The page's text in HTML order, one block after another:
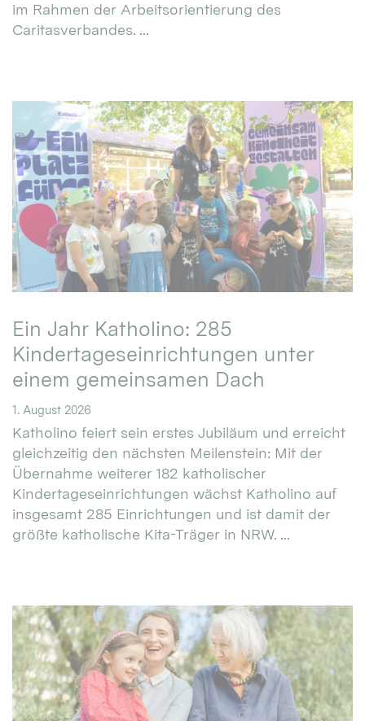
im Rahmen der Arbeitsorientierung des
Caritasverbandes. ...
Ein Jahr Katholino: 285
Kindertageseinrichtungen unter
einem gemeinsamen Dach
1. August 2026
Katholino feiert sein erstes Jubiläum und erreicht
gleichzeitig den nächsten Meilenstein: Mit der
Übernahme weiterer 182 katholischer
Kindertageseinrichtungen wächst Katholino auf
insgesamt 285 Einrichtungen und ist damit der
größte katholische Kita-Träger in NRW. ...